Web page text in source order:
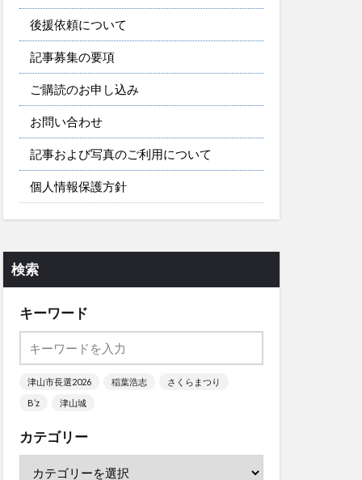
後援依頼について
記事募集の要項
ご購読のお申し込み
お問い合わせ
記事および写真のご利用について
個人情報保護方針
検索
キーワード
津山市長選2026 稲葉浩志
さくらまつり
B’z
津山城
カテゴリー